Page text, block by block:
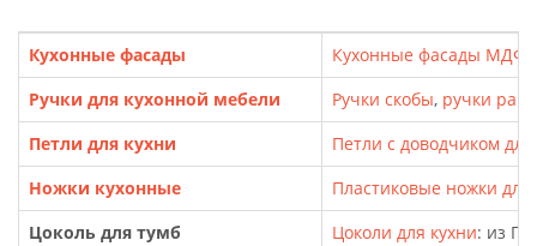
Кухонные фасады Кухонные фасады МДФ
Ручки для кухонной мебели
Ручки скобы, ручки
Петли для кухни
Петли с доводчиком для
Ножки кухонные
Пластиковые ножки
Цоколь для тумб
Цоколи для кухни: из